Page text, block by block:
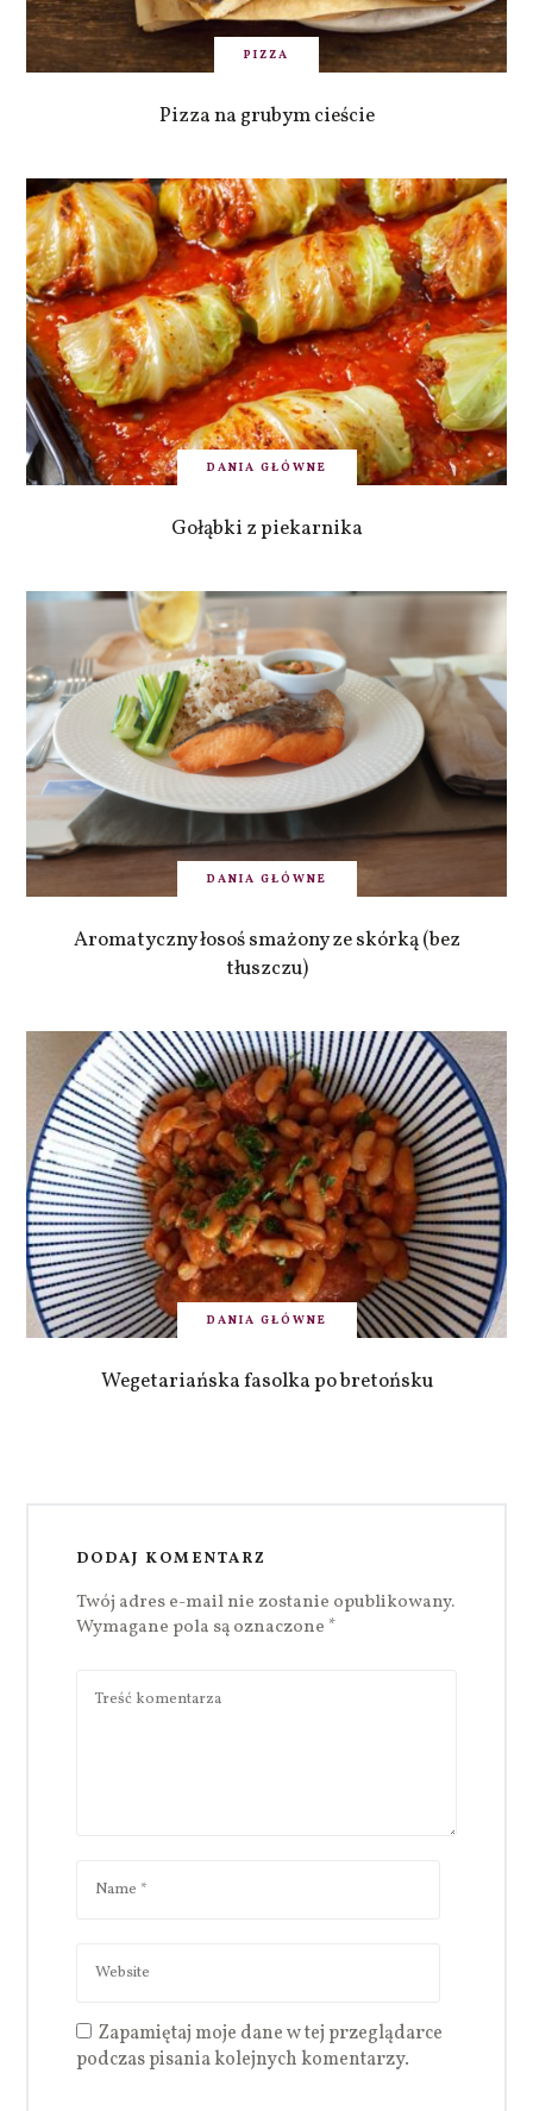
PIZZA
Pizza na grubym cieście
DANIA GŁÓWNE
Gołąbki z piekarnika
DANIA GŁÓWNE
Aromatyczny łosoś smażony ze skórką (bez
tłuszczu)
DANIA GŁÓWNE
Wegetariańska fasolka po bretońsku
DODAJ KOMENTARZ
Twój adres e-mail nie zostanie opublikowany.
Wymagane pola są oznaczone *
Zapamiętaj moje dane w tej przeglądarce
podczas pisania kolejnych komentarzy.